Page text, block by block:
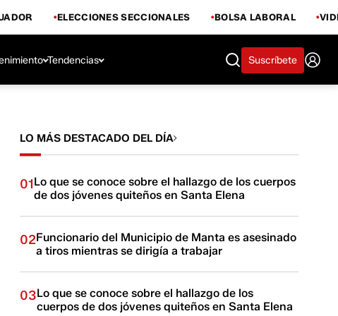
ELECCIONES SECCIONALES BOLSA LABORAL
Tendencias Suscríbete
LO MÁS DESTACADO DEL DÍA
01Lo que se conoce sobre el hallazgo de los cuerpos
de dos jóvenes quiteños en Santa Elena
02Funcionario del Municipio de Manta es asesinado
a tiros mientras se dirigía a trabajar
03Lo que se conoce sobre el hallazgo de los
cuerpos de dos jóvenes quiteños en Santa Elena